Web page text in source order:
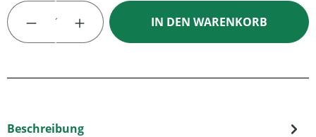
Produkt Anzahl: Gib den gewünschten
IN DEN WARENKORB
Beschreibung